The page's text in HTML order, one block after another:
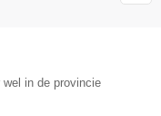
in de provincie